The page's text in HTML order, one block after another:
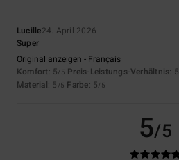
Lucille24. April 2026
Super
Original anzeigen - Français
Komfort: 5/5 Preis-Leistungs-Verhältnis: 5
Material: 5 /5 Farbe: 5/5
5/5